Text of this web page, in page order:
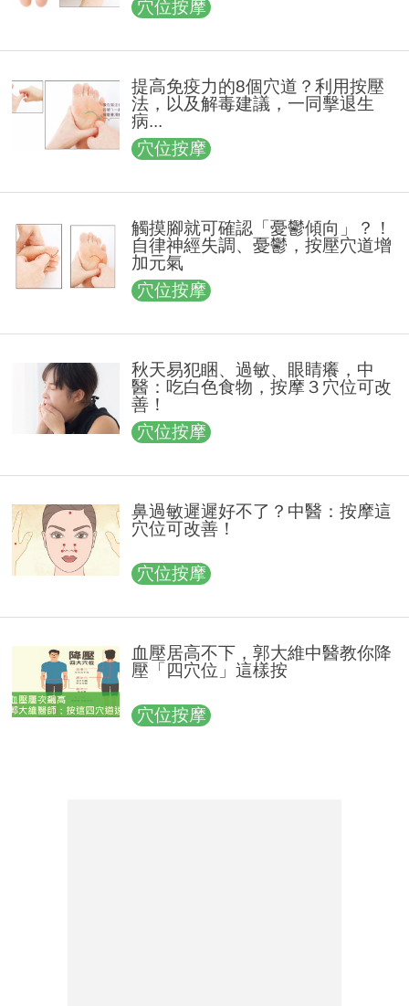
穴位按摩
提高免疫力的8個穴道？利用按壓
法，以及解毒建議，一同擊退生
病...
穴位按摩
觸摸腳就可確認「憂鬱傾向」？！
自律神經失調、憂鬱，按壓穴道增
加元氣
穴位按摩
秋天易犯睏、過敏、眼睛癢，中
醫：吃白色食物，按摩３穴位可改
善！
穴位按摩
鼻過敏遲遲好不了？中醫：按摩這
穴位可改善！
穴位按摩
血壓居高不下，郭大維中醫教你降
壓「四穴位」這樣按
穴位按摩